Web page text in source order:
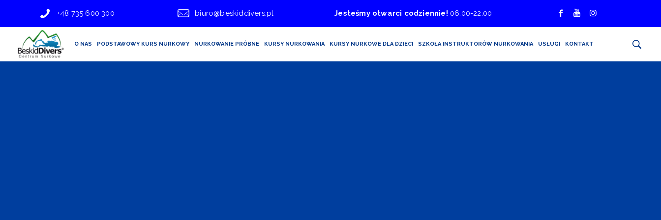
+48 735 600 300 biuro@beskiddivers.pl Jesteśmy otwarci codziennie! 06:00-22:00
O NAS PODSTAWOWY KURS NURKOWY NURKOWANIE PRÓBNE KURSY NURKOWANIA KURSY NURKOWE DLA DZIECI SZKOŁA INSTRUKTORÓW NURKOWANIA USŁUGI KONTAKT